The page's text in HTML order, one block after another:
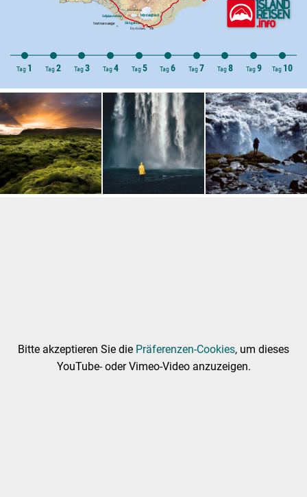
Tag 1 Tag2 Tag3 Tag4 Tag5 Tag6 Tag7 Tag8 Tag9 Tag 10
Bitte akzeptieren Sie die Präferenzen-Cookies, um dieses
YouTube- oder Vimeo-Video anzuzeigen.